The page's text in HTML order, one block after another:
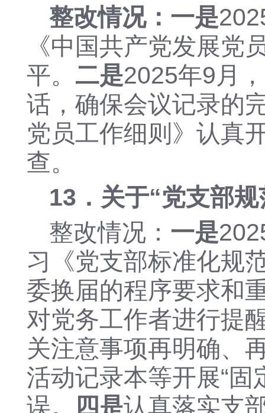
整改情况： 一是
《中国共产党发展党
平。 二是2025年9月
话，确保会议记录的
党员工作细则》 认真
查。
13．关于“党支部
整改情况： 一是
习《党支部标准化规
委换届的程序要求和
对党务工作者进行提
关注意事项再明确、
活动记录本等开展“固
误。
四是认真落实支